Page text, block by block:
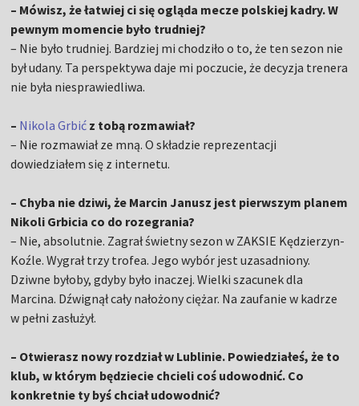
– Mówisz, że łatwiej ci się ogląda mecze polskiej kadry. W
pewnym momencie było trudniej?
– Nie było trudniej. Bardziej mi chodziło o to, że ten sezon nie
był udany. Ta perspektywa daje mi poczucie, że decyzja trenera
nie była niesprawiedliwa.
– Nikola Grbić z tobą rozmawiał?
– Nie rozmawiał ze mną. O składzie reprezentacji
dowiedziałem się z internetu.
– Chyba nie dziwi, że Marcin Janusz jest pierwszym planem
Nikoli Grbicia co do rozegrania?
– Nie, absolutnie. Zagrał świetny sezon w ZAKSIE Kędzierzyn-
Koźle. Wygrał trzy trofea. Jego wybór jest uzasadniony.
Dziwne byłoby, gdyby było inaczej. Wielki szacunek dla
Marcina. Dźwignął cały nałożony ciężar. Na zaufanie w kadrze
w pełni zasłużył.
– Otwierasz nowy rozdział w Lublinie. Powiedziałeś, że to
klub, w którym będziecie chcieli coś udowodnić. Co
konkretnie ty byś chciał udowodnić?